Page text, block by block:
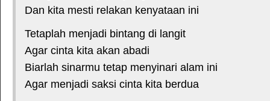
Dan kita mesti relakan kenyataan ini
Tetaplah menjadi bintang di langit
Agar cinta kita akan abadi
Biarlah sinarmu tetap menyinari alam ini
Agar menjadi saksi cinta kita berdua